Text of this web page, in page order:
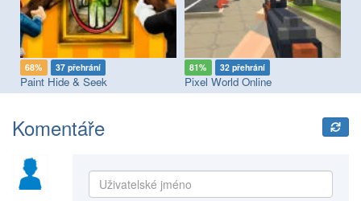
68% 37 přehrání
Paint Hide & Seek
81% 32 přehrání
Pixel World Online
Komentáře